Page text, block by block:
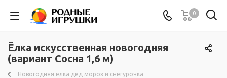
0
Ёлка искусственная новогодняя
(вариант Сосна 1,6 м)
Новогодняя елка дед мороз и снегурочка